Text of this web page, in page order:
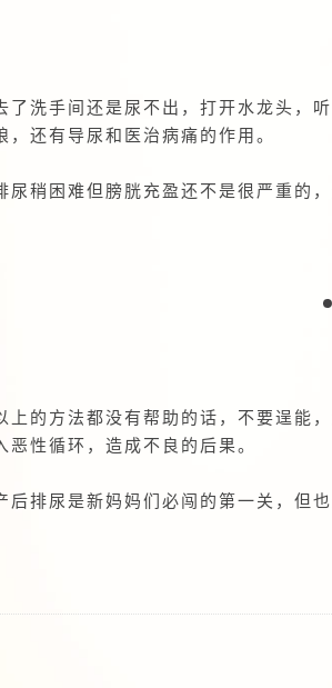
了洗手间还是尿不出，打开水龙头，
，还有导尿和医治病痛的作用。
尿稍困难但膀胱充盈还不是很严重的
上的方法都没有帮助的话，不要逞能
恶性循环，造成不良的后果。
后排尿是新妈妈们必闯的第一关，但